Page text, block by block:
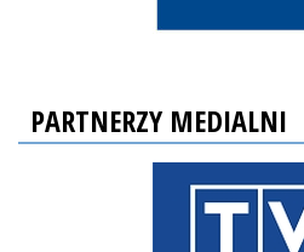
PARTNERZY MEDIALNI